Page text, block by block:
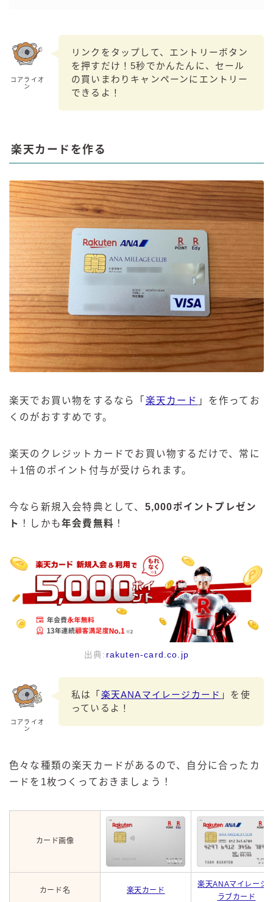
コアライオ
ン
リンクをタップして、エントリーボタン
を押すだけ！5秒でかんたんに、セール
の買いまわりキャンペーンにエントリー
できるよ！
楽天カードを作る
楽天でお買い物をするなら「 楽天カード 」を作ってお
くのがおすすめです。
楽天のクレジットカードでお買い物するだけで、常に
＋1倍のポイント付与が受けられます。
今なら新規入会特典として、 5,000ポイントプレゼン
ト ！しかも年会費無料 ！
出典: rakuten-card.co.jp
コアライオ
ン
私は「 楽天ANAマイレージカード 」を使
っているよ！
色々な種類の楽天カードがあるので、自分に合ったカ
ードを1枚つくっておきましょう！
カード画像
カード名 楽天カード
楽天ANAマイレージ
ラブカード